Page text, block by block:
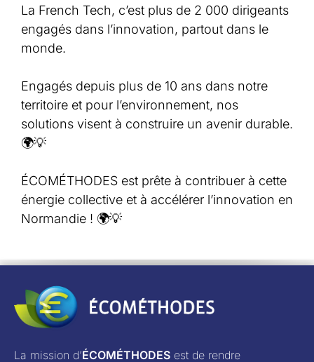
La French Tech, c’est plus de 2 000 dirigeants
engagés dans l’innovation, partout dans le
monde.
Engagés depuis plus de 10 ans dans notre
territoire et pour l’environnement, nos
solutions visent à construire un avenir durable.
🌍💡
ÉCOMÉTHODES est prête à contribuer à cette
énergie collective et à accélérer l’innovation en
Normandie ! 🌍💡
La mission d’ÉCOMÉTHODES est de rendre